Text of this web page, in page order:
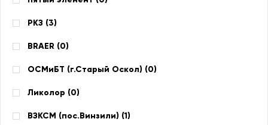
РКЗ (3)
BRAER (0)
ОСМиБТ (г.Старый Оскол) (0)
Ликолор (0)
ВЗКСМ (пос.Винзили) (1)